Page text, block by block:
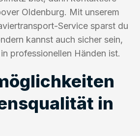
Oldenburg. Mit unserem
Service sparst du
kannst auch sicher sein,
professionellen Händen ist.
in